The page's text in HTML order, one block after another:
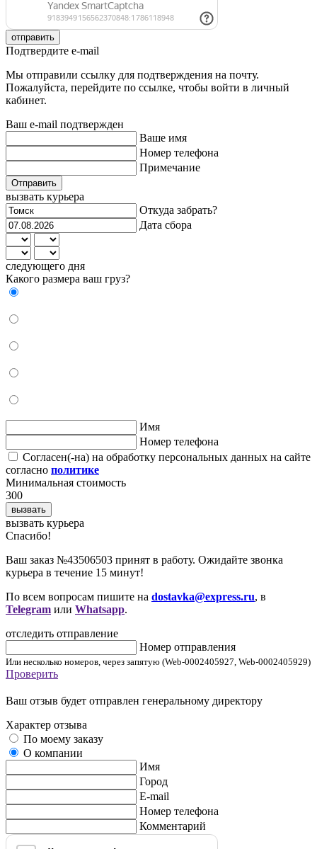
отправить
Подтвердите e-mail
Мы отправили ссылку для подтверждения на почту.
Пожалуйста, перейдите по ссылке, чтобы войти в личный
кабинет.
Ваш e-mail подтвержден
Ваше имя
Номер телефона
Примечание
Отправить
вызвать курьера
Откуда забрать?
Дата сбора
следующего дня
Какого размера ваш груз?
Имя
Номер телефона
Согласен(-на) на обработку персональных данных на сайте
согласно политике
Минимальная стоимость
300
вызвать
вызвать курьера
Cпасибо!
Ваш заказ №43506503 принят в работу. Ожидайте звонка
курьера в течение 15 минут!
По всем вопросам пишите на dostavka@express.ru, в
Telegram или Whatsapp.
отследить отправление
Номер отправления
Или несколько номеров, через запятую (Web-0002405927, Web-0002405929)
Проверить
Ваш отзыв будет отправлен генеральному директору
Характер отзыва
По моему заказу
О компании
Имя
Город
E-mail
Номер телефона
Комментарий